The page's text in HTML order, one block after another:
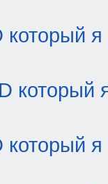
я
который
я